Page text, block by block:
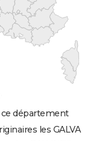
ce département
les